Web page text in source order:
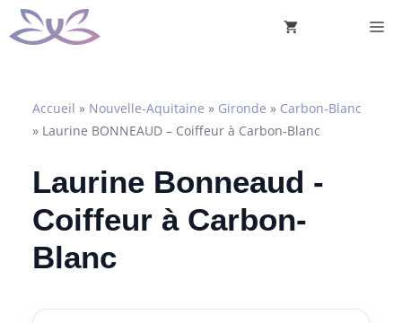
Aller
au
Accueil » Nouvelle-Aquitaine » Gironde » Carbon-Blanc
» Laurine BONNEAUD – Coiffeur à Carbon-Blanc
Laurine Bonneaud -
Coiffeur à Carbon-
Blanc